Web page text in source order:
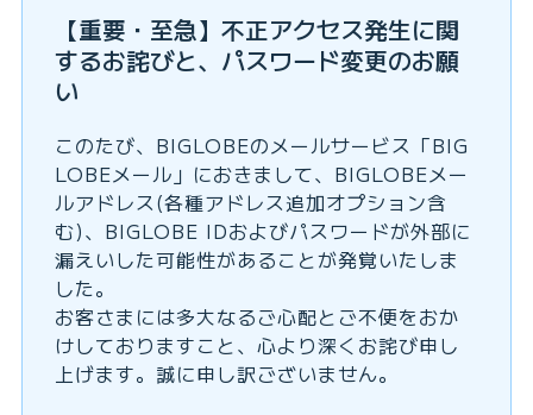
【重要・至急】不正アクセス発生に関
するお詫びと、パスワード変更のお願
い
このたび、BIGLOBEのメールサービス「BIG
LOBEメール」におきまして、BIGLOBEメー
ルアドレス(各種アドレス追加オプション含
む)、BIGLOBE IDおよびパスワードが外部に
漏えいした可能性があることが発覚いたしま
した。
お客さまには多大なるご心配とご不便をおか
けしておりますこと、心より深くお詫び申し
上げます。誠に申し訳ございません。